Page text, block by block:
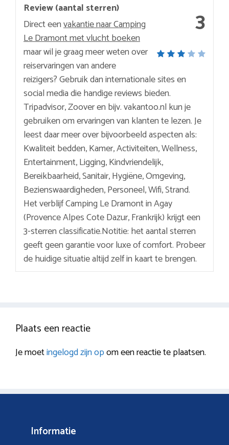
3
Review (aantal sterren)
Direct eenvakantie naar Camping
Le Dramont met vlucht boeken
maar wil je graag meer weten over
reiservaringen van andere
reizigers? Gebruik dan internationale sites en
social media die handige reviews bieden.
Tripadvisor, Zoover en bijv. vakantoo.nl kun je
gebruiken om ervaringen van klanten te lezen. Je
leest daar meer over bijvoorbeeld aspecten als:
Kwaliteit bedden, Kamer, Activiteiten, Wellness,
Entertainment, Ligging, Kindvriendelijk,
Bereikbaarheid, Sanitair, Hygiëne, Omgeving,
Bezienswaardigheden, Personeel, Wifi, Strand.
Het verblijf Camping Le Dramont in Agay
(Provence Alpes Cote Dazur, Frankrijk) krijgt een
3-sterren classificatie.Notitie: het aantal sterren
geeft geen garantie voor luxe of comfort. Probeer
de huidige situatie altijd zelf in kaart te brengen.
Plaats een reactie
Je moetingelogd zijn opom een reactie te plaatsen.
Informatie